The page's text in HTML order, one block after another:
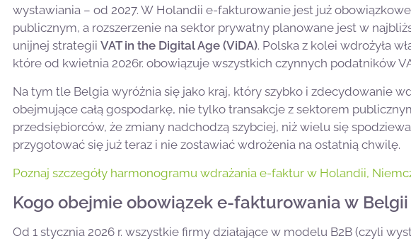
wystawiania – od 2027. W Holandii e-fakturowanie jest już
publicznym, a rozszerzenie na sektor prywatny planowane jest w
unijnej strategii VAT in the Digital Age (ViDA). Polska z kolei wdrożyła
które od kwietnia 2026r. obowiązuje wszystkich czynnych podatników
Na tym tle Belgia wyróżnia się jako kraj, który szybko i zdecydowanie
obejmujące całą gospodarkę, nie tylko transakcje z sektorem
przedsiębiorców, że zmiany nadchodzą szybciej, niż wielu się
przygotować się już teraz i nie zostawiać wdrożenia na ostatnią chwilę.
Poznaj szczegóły harmonogramu wdrażania e-faktur w Holandii,
Kogo obejmie obowiązek e-fakturowania w Belgii
Od 1 stycznia 2026 r. wszystkie firmy działające w modelu B2B (czyli